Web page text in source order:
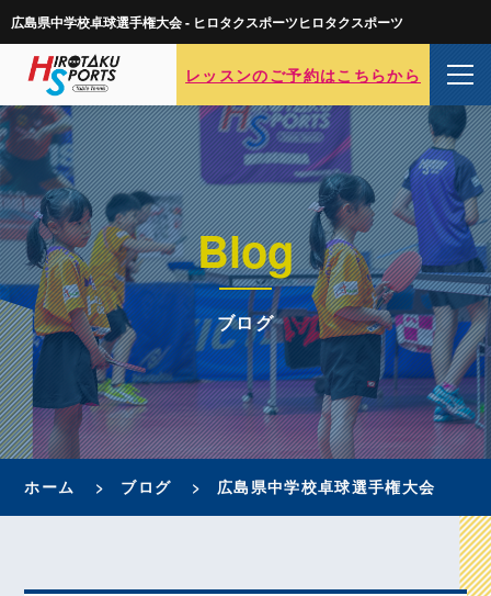
広島県中学校卓球選手権大会 - ヒロタクスポーツヒロタクスポーツ
レッスンのご予約はこちらから
Blog
ブログ
ホーム ブログ 広島県中学校卓球選手権大会